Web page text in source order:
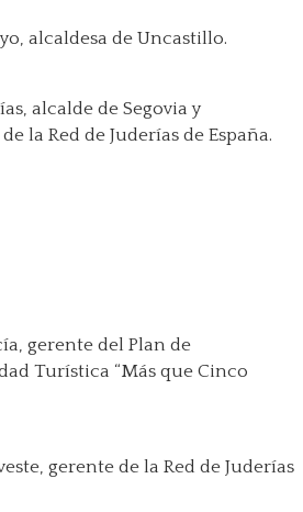
alcaldesa de Uncastillo.
alcalde de Segovia y
la Red de Juderías de España.
gerente del Plan de
Turística “Más que Cinco
gerente de la Red de Juderías